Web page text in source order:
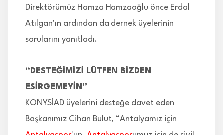
Direktörümüz Hamza Hamzaoğlu önce Erdal
Atılgan'ın ardından da dernek üyelerinin
sorularını yanıtladı.
“DESTEĞİMİZİ LÜTFEN BİZDEN
ESİRGEMEYİN”
KONYSİAD üyelerini desteğe davet eden
Başkanımız Cihan Bulut, “Antalyamız için